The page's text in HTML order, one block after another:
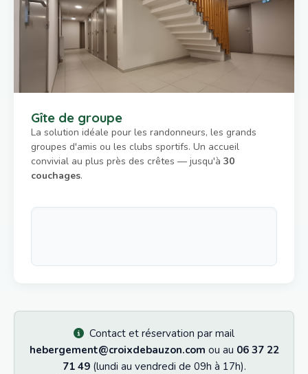
Gîte de groupe
La solution idéale pour les randonneurs, les grands
groupes d'amis ou les clubs sportifs. Un accueil
convivial au plus près des crêtes — jusqu'à 30
couchages.
Contact et réservation par mail
hebergement@croixdebauzon.com ou au 06 37 22
71 49(lundi au vendredi de 09h à 17h).